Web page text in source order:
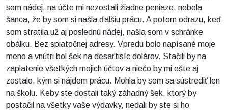
som nádej, na účte mi nezostali žiadne peniaze, nebola
šanca, že by som si našla ďalšiu prácu. A potom odrazu, keď
som stratila už aj poslednú nádej, našla som v schránke
obálku. Bez spiatočnej adresy. Vpredu bolo napísané moje
meno a vnútri bol šek na desaťtisíc dolárov. Stačili by na
zaplatenie všetkých mojich účtov a niečo by mi ešte aj
zostalo, kým si nájdem prácu. Mohla by som sa sústrediť len
na školu. Keby ste dostali taký záhadný šek, ktorý by
postačil na všetky vaše výdavky, nedali by ste si ho